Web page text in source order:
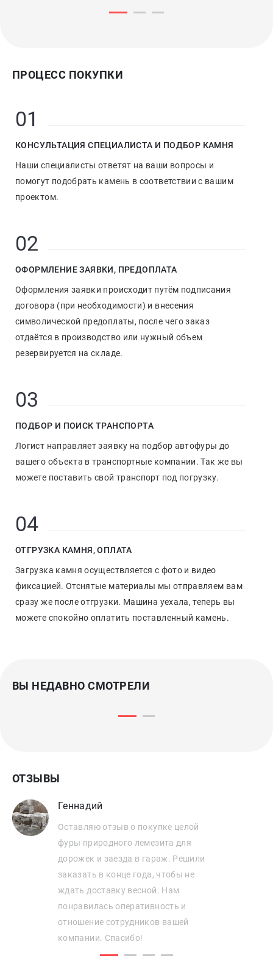
ПРОЦЕСС ПОКУПКИ
01
КОНСУЛЬТАЦИЯ СПЕЦИАЛИСТА И ПОДБОР КАМНЯ
Наши специалисты ответят на ваши вопросы и
помогут подобрать камень в соответствии с вашим
проектом.
02
ОФОРМЛЕНИЕ ЗАЯВКИ, ПРЕДОПЛАТА
Оформления заявки происходит путём подписания
договора (при необходимости) и внесения
символической предоплаты, после чего заказ
отдаётся в производство или нужный объем
резервируется на складе.
03
ПОДБОР И ПОИСК ТРАНСПОРТА
Логист направляет заявку на подбор автофуры до
вашего объекта в транспортные компании. Так же вы
можете поставить свой транспорт под погрузку.
04
ОТГРУЗКА КАМНЯ, ОПЛАТА
Загрузка камня осуществляется с фото и видео
фиксацией. Отснятые материалы мы отправляем вам
сразу же после отгрузки. Машина уехала, теперь вы
можете спокойно оплатить поставленный камень.
ВЫ НЕДАВНО СМОТРЕЛИ
ОТЗЫВЫ
Геннадий
Оставляю отзыв о покупке целой
фуры природного лемезита для
дорожек и заезда в гараж. Решили
заказать в конце года, чтобы не
ждать доставку весной. Нам
понравилась оперативность и
отношение сотрудников вашей
компании. Спасибо!